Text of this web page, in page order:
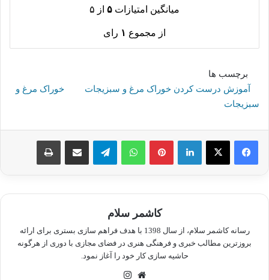
میانگین امتیازات ۵ از ۵
از مجموع ۱ رای
برچسب ها
آموزش درست کردن خوراک مرغ و سبزیجات
خوراک مرغ و
سبزیجات
لینکدین پینترستواتس آپ تلگرام اشتراک گذاری از طریق ایمیل چاپ
کاشمر سلام
رسانه کاشمر سلام، از سال 1398 با هدف فراهم سازی بستری برای ارائه
بروزترین مطالب خبری و فرهنگی هنری در فضای مجازی با دوری از هرگونه
حاشیه سازی کار خود را آغاز نمود.
وبسایت